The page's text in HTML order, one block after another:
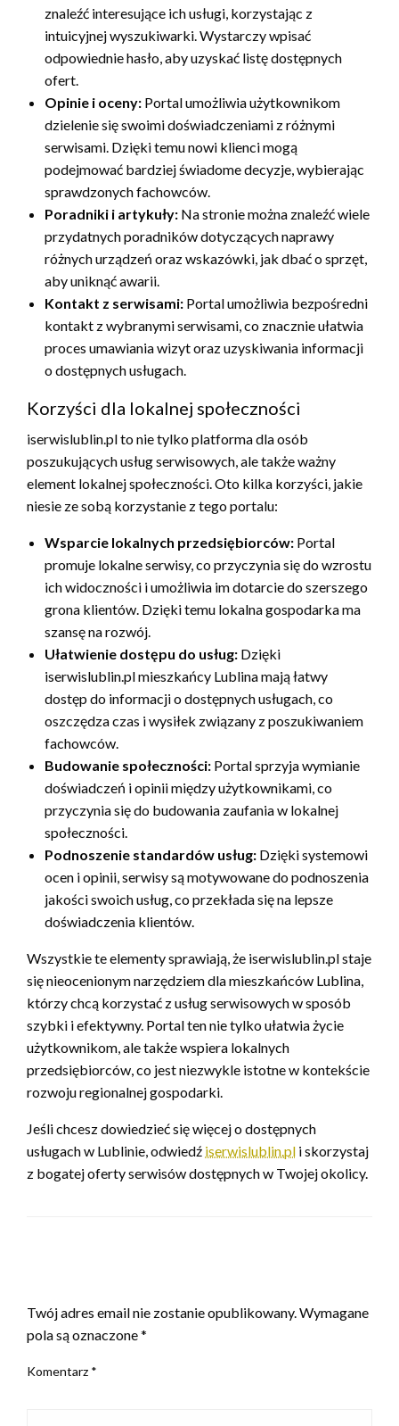
znaleźć interesujące ich usługi, korzystając z
intuicyjnej wyszukiwarki. Wystarczy wpisać
odpowiednie hasło, aby uzyskać listę dostępnych
ofert.
Opinie i oceny: Portal umożliwia użytkownikom
dzielenie się swoimi doświadczeniami z różnymi
serwisami. Dzięki temu nowi klienci mogą
podejmować bardziej świadome decyzje, wybierając
sprawdzonych fachowców.
Poradniki i artykuły: Na stronie można znaleźć wiele
przydatnych poradników dotyczących naprawy
różnych urządzeń oraz wskazówki, jak dbać o sprzęt,
aby uniknąć awarii.
Kontakt z serwisami: Portal umożliwia bezpośredni
kontakt z wybranymi serwisami, co znacznie ułatwia
proces umawiania wizyt oraz uzyskiwania informacji
o dostępnych usługach.
Korzyści dla lokalnej społeczności
iserwislublin.pl to nie tylko platforma dla osób
poszukujących usług serwisowych, ale także ważny
element lokalnej społeczności. Oto kilka korzyści, jakie
niesie ze sobą korzystanie z tego portalu:
Wsparcie lokalnych przedsiębiorców: Portal
promuje lokalne serwisy, co przyczynia się do wzrostu
ich widoczności i umożliwia im dotarcie do szerszego
grona klientów. Dzięki temu lokalna gospodarka ma
szansę na rozwój.
Ułatwienie dostępu do usług: Dzięki
iserwislublin.pl mieszkańcy Lublina mają łatwy
dostęp do informacji o dostępnych usługach, co
oszczędza czas i wysiłek związany z poszukiwaniem
fachowców.
Budowanie społeczności: Portal sprzyja wymianie
doświadczeń i opinii między użytkownikami, co
przyczynia się do budowania zaufania w lokalnej
społeczności.
Podnoszenie standardów usług: Dzięki systemowi
ocen i opinii, serwisy są motywowane do podnoszenia
jakości swoich usług, co przekłada się na lepsze
doświadczenia klientów.
Wszystkie te elementy sprawiają, że iserwislublin.pl staje
się nieocenionym narzędziem dla mieszkańców Lublina,
którzy chcą korzystać z usług serwisowych w sposób
szybki i efektywny. Portal ten nie tylko ułatwia życie
użytkownikom, ale także wspiera lokalnych
przedsiębiorców, co jest niezwykle istotne w kontekście
rozwoju regionalnej gospodarki.
Jeśli chcesz dowiedzieć się więcej o dostępnych
usługach w Lublinie, odwiedź iserwislublin.pl i skorzystaj
z bogatej oferty serwisów dostępnych w Twojej okolicy.
Twój adres email nie zostanie opublikowany.Wymagane
pola są oznaczone*
Komentarz *